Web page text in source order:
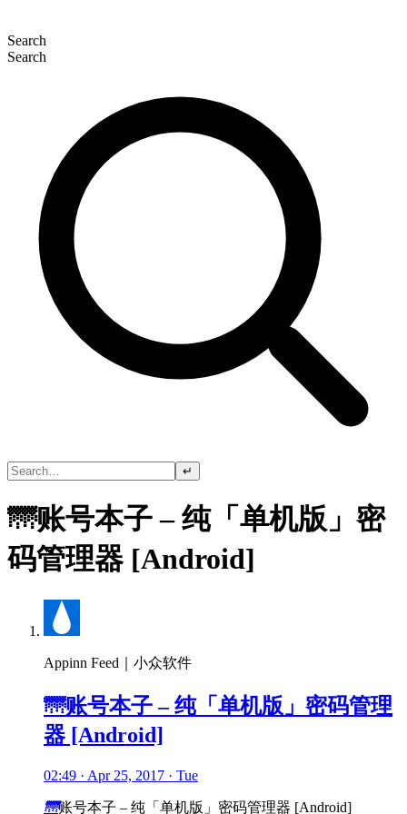
Search
Search
↵
🌁账号本子 – 纯「单机版」密
码管理器 [Android]
Appinn Feed｜小众软件
🌁账号本子 – 纯「单机版」密码管理
器 [Android]
02:49 · Apr 25, 2017 · Tue
🌁账号本子 – 纯「单机版」密码管理器 [Android]